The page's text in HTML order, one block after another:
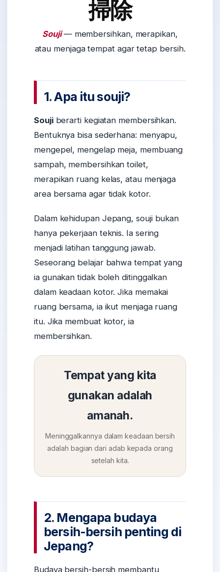
掃除
Souji— membersihkan, merapikan,
atau menjaga tempat agar tetap bersih.
1. Apa itu souji?
Soujiberarti kegiatan membersihkan.
Bentuknya bisa sederhana: menyapu,
mengepel, mengelap meja, membuang
sampah, membersihkan toilet,
merapikan ruang kelas, atau menjaga
area bersama agar tidak kotor.
Dalam kehidupan Jepang, souji bukan
hanya pekerjaan teknis. Ia sering
menjadi latihan tanggung jawab.
Seseorang belajar bahwa tempat yang
ia gunakan tidak boleh ditinggalkan
dalam keadaan kotor. Jika memakai
ruang bersama, ia ikut menjaga ruang
itu. Jika membuat kotor, ia
membersihkan.
Tempat yang kita
gunakan adalah
amanah.
Meninggalkannya dalam keadaan bersih
adalah bagian dari adab kepada orang
setelah kita.
2. Mengapa budaya
bersih-bersih penting di
Jepang?
Budaya bersih-bersih membantu